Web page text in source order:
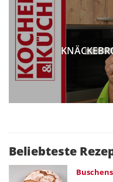
Beliebteste